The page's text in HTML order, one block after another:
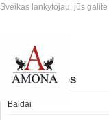
Sveikas lankytojau, jūs galite
KATEGORIJOS
Baldai